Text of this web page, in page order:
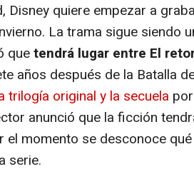
Disney quiere empezar a
La trama sigue siendo
quetendrá lugar entre El
años después de la Batalla
trilogía original y la secuela
anunció que la ficción
el momento se desconoce
serie.